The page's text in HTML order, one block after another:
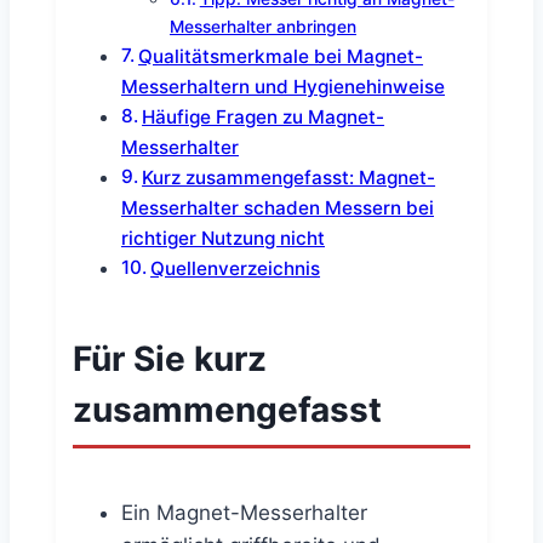
Messerhalter anbringen
Qualitätsmerkmale bei Magnet-
Messerhaltern und Hygienehinweise
Häufige Fragen zu Magnet-
Messerhalter
Kurz zusammengefasst: Magnet-
Messerhalter schaden Messern bei
richtiger Nutzung nicht
Quellenverzeichnis
Für Sie kurz
zusammengefasst
Ein Magnet-Messerhalter